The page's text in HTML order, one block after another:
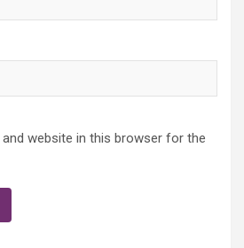
and website in this browser for the